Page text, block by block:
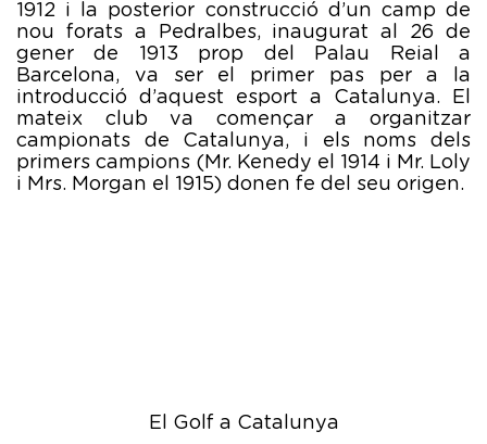
1912 i la posterior construcció d’un camp de
nou forats a Pedralbes, inaugurat al 26 de
gener de 1913 prop del Palau Reial a
Barcelona, va ser el primer pas per a la
introducció d’aquest esport a Catalunya. El
mateix club va començar a organitzar
campionats de Catalunya, i els noms dels
primers campions (Mr. Kenedy el 1914 i Mr. Loly
i Mrs. Morgan el 1915) donen fe del seu origen.
El Golf a Catalunya